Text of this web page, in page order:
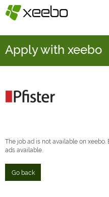
§xeebo
Apply with xeebo
The job ad is not available on
ads available.
Go back